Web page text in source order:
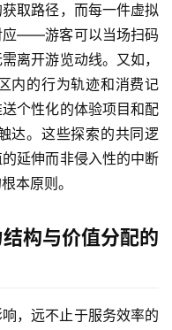
取路径，而每一件虚拟
应——游客可以当场扫码
离开游览动线。又如，
内的行为轨迹和消费记
个性化的体验项目和配
达。这些探索的共同逻
延伸而非侵入性的中断
本原则。
构与价值分配的
，远不止于服务效率的